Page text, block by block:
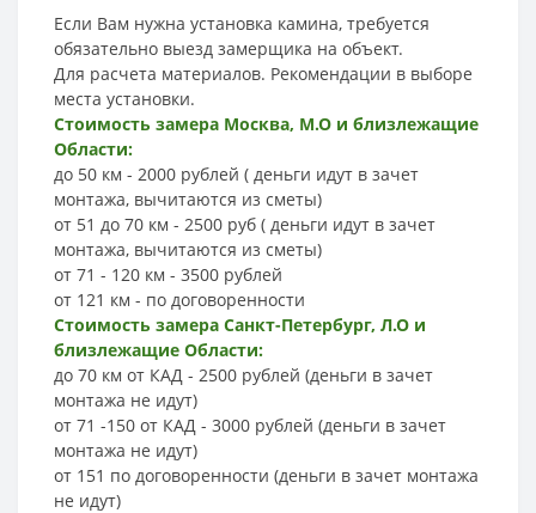
Если Вам нужна установка камина, требуется
обязательно выезд замерщика на объект.
Для расчета материалов. Рекомендации в выборе
места установки.
Стоимость замера Москва, М.О и близлежащие
Области:
до 50 км - 2000 рублей ( деньги идут в зачет
монтажа, вычитаются из сметы)
от 51 до 70 км - 2500 руб ( деньги идут в зачет
монтажа, вычитаются из сметы)
от 71 - 120 км - 3500 рублей
от 121 км - по договоренности
Стоимость замера Санкт-Петербург, Л.О и
близлежащие Области:
до 70 км от КАД - 2500 рублей (деньги в зачет
монтажа не идут)
от 71 -150 от КАД - 3000 рублей (деньги в зачет
монтажа не идут)
от 151 по договоренности (деньги в зачет монтажа
не идут)